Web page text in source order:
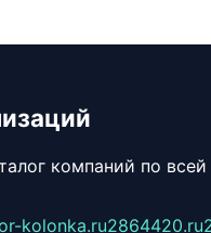
компаний по
kolonka.ru2864420.ru